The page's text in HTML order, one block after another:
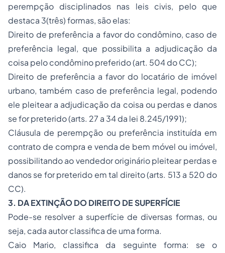
perempção disciplinados nas leis civis, pelo que
destaca 3(três) formas, são elas:
Direito de preferência a favor do condômino, caso de
preferência legal, que possibilita a adjudicação da
coisa pelo condômino preferido (art. 504 do CC);
Direito de preferência a favor do locatário de imóvel
urbano, também caso de preferência legal, podendo
ele pleitear a adjudicação da coisa ou perdas e danos
se for preterido (arts. 27 a 34 da lei 8.245/1991);
Cláusula de perempção ou preferência instituída em
contrato de compra e venda de bem móvel ou imóvel,
possibilitando ao vendedor originário pleitear perdas e
danos se for preterido em tal direito (arts. 513 a 520 do
CC).
3. DA EXTINÇÃO DO DIREITO DE SUPERFÍCIE
Pode-se resolver a superfície de diversas formas, ou
seja, cada autor classifica de uma forma.
Caio Mario, classifica da seguinte forma: se o